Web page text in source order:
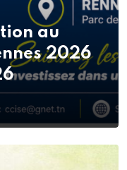
au
2026